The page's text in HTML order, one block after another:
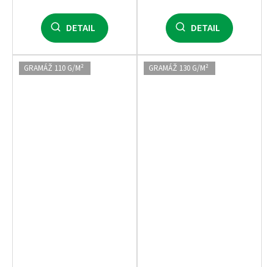
DETAIL DETAIL
GRAMÁŽ 110 G/M² GRAMÁŽ 130 G/M²